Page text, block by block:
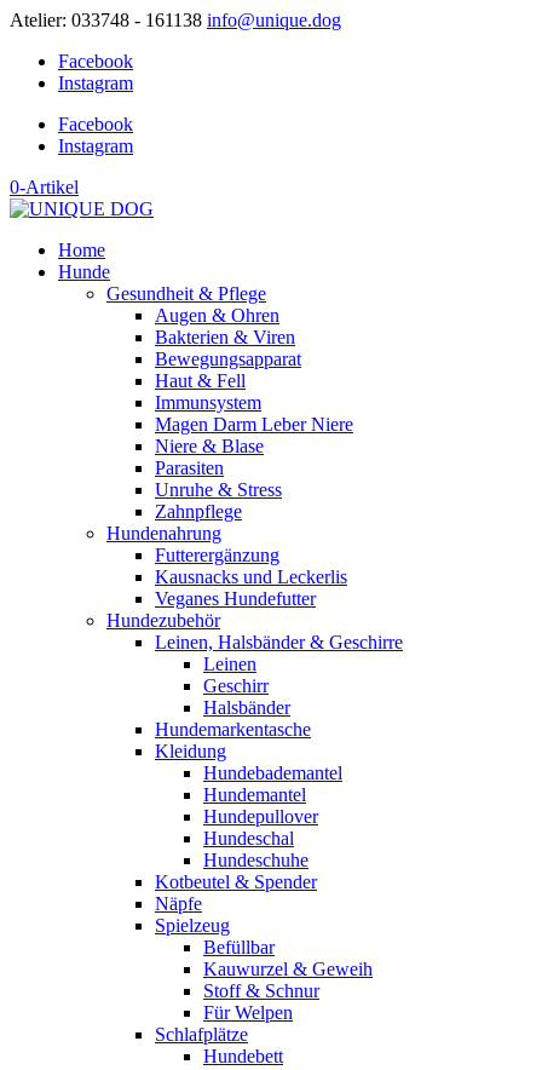
Atelier: 033748 - 161138 info@unique.dog
Facebook
Instagram
Facebook
Instagram
0-Artikel
Home
Hunde
Gesundheit & Pflege
Augen & Ohren
Bakterien & Viren
Bewegungsapparat
Haut & Fell
Immunsystem
Magen Darm Leber Niere
Niere & Blase
Parasiten
Unruhe & Stress
Zahnpflege
Hundenahrung
Futterergänzung
Kausnacks und Leckerlis
Veganes Hundefutter
Hundezubehör
Leinen, Halsbänder & Geschirre
Leinen
Geschirr
Halsbänder
Hundemarkentasche
Kleidung
Hundebademantel
Hundemantel
Hundepullover
Hundeschal
Hundeschuhe
Kotbeutel & Spender
Näpfe
Spielzeug
Befüllbar
Kauwurzel & Geweih
Stoff & Schnur
Für Welpen
Schlafplätze
Hundebett